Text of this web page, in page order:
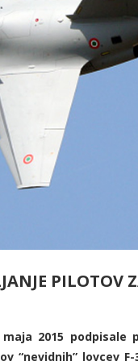
PILOTOV
2015 podpisale
“nevidnih” lovcev